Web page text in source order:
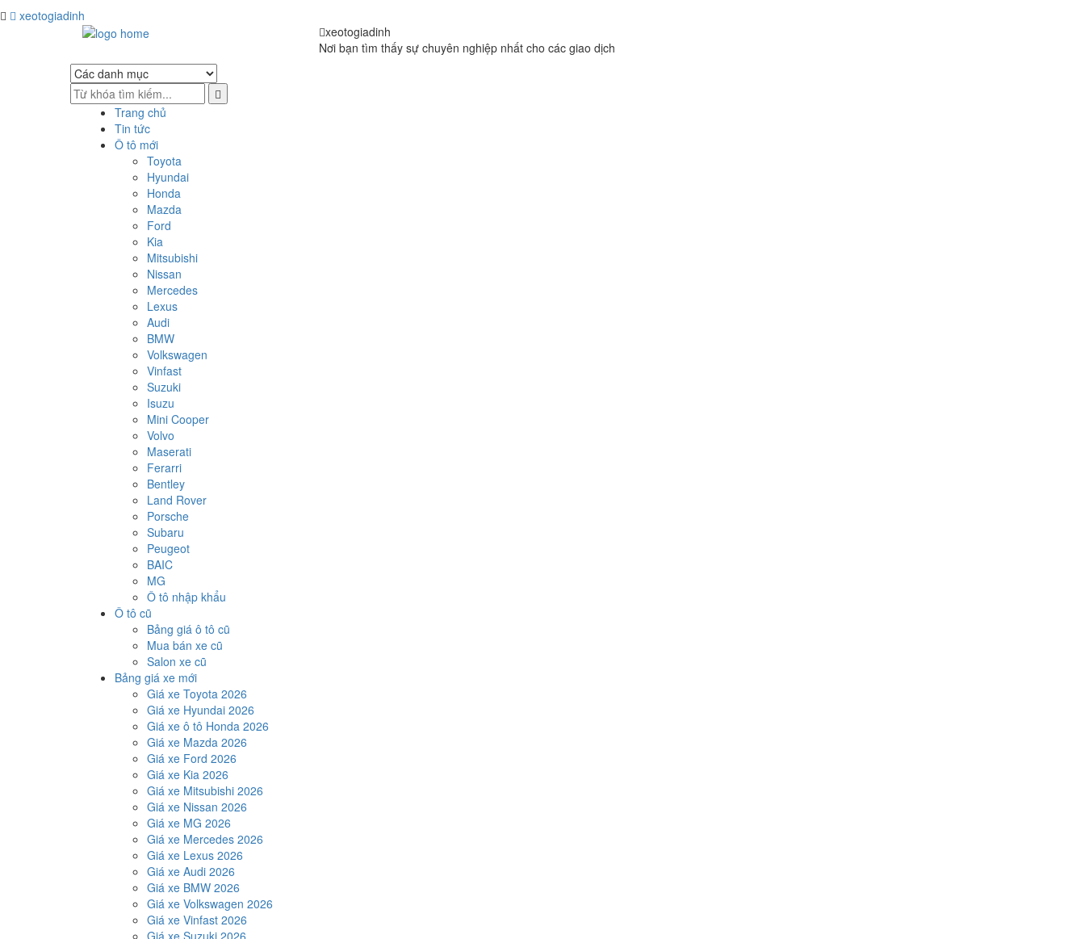
xeotogiadinh
xeotogiadinh
Nơi bạn tìm thấy sự chuyên nghiệp nhất cho các giao dịch
Trang chủ
Tin tức
Ô tô mới
Toyota
Hyundai
Honda
Mazda
Ford
Kia
Mitsubishi
Nissan
Mercedes
Lexus
Audi
BMW
Volkswagen
Vinfast
Suzuki
Isuzu
Mini Cooper
Volvo
Maserati
Ferarri
Bentley
Land Rover
Porsche
Subaru
Peugeot
BAIC
MG
Ô tô nhập khẩu
Ô tô cũ
Bảng giá ô tô cũ
Mua bán xe cũ
Salon xe cũ
Bảng giá xe mới
Giá xe Toyota 2026
Giá xe Hyundai 2026
Giá xe ô tô Honda 2026
Giá xe Mazda 2026
Giá xe Ford 2026
Giá xe Kia 2026
Giá xe Mitsubishi 2026
Giá xe Nissan 2026
Giá xe MG 2026
Giá xe Mercedes 2026
Giá xe Lexus 2026
Giá xe Audi 2026
Giá xe BMW 2026
Giá xe Volkswagen 2026
Giá xe Vinfast 2026
Giá xe Suzuki 2026